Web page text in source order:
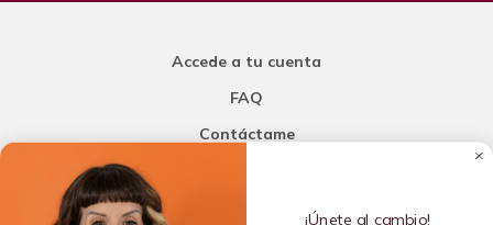
Accede a tu cuenta
FAQ
Contáctame
¡Únete al cambio!